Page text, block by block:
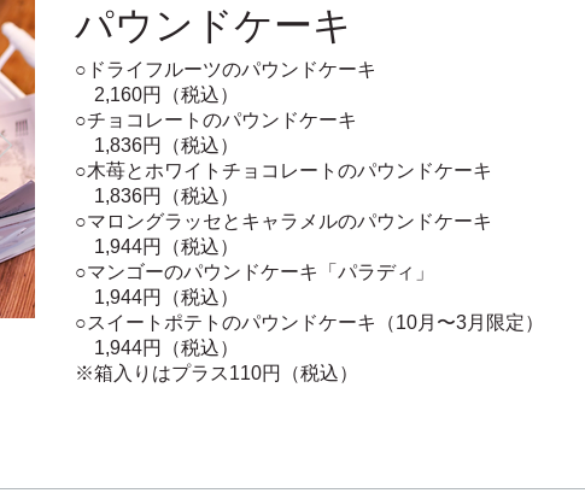
パウンドケーキ
○ドライフルーツのパウンドケーキ
2,160円（税込）
○チョコレートのパウンドケーキ
1,836円（税込）
​○木苺とホワイトチョコレートのパウンドケーキ
1,836円（税込）
○マロングラッセとキャラメルのパウンドケーキ
1,944円（税込）
○マンゴーのパウンドケーキ「パラディ」
1,944円（税込）
○スイートポテトのパウンドケーキ（10月〜3月限定）
1,944円（税込）
※箱入りはプラス110円（税込）